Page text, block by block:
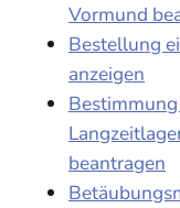
Vormund
Bestellung
anzeigen
beantragen